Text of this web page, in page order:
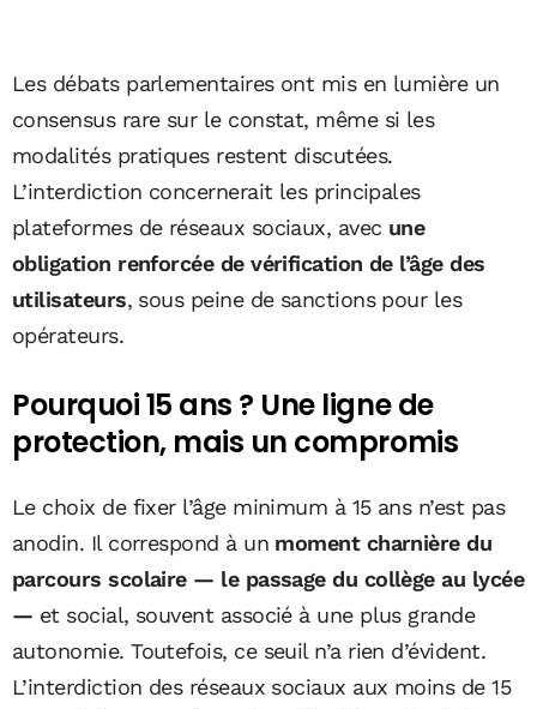
Les débats parlementaires ont mis en lumière un
consensus rare sur le constat, même si les
modalités pratiques restent discutées.
L’interdiction concernerait les principales
plateformes de réseaux sociaux, avec une
obligation renforcée de vérification de l’âge des
utilisateurs, sous peine de sanctions pour les
opérateurs.
Pourquoi 15 ans ? Une ligne de
protection, mais un compromis
Le choix de fixer l’âge minimum à 15 ans n’est pas
anodin. Il correspond à un moment charnière du
parcours scolaire — le passage du collège au lycée
— et social, souvent associé à une plus grande
autonomie. Toutefois, ce seuil n’a rien d’évident.
L’interdiction des réseaux sociaux aux moins de 15